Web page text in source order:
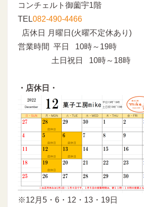
コンチェルト御薗宇1階
TEL082-490-4466
店休日 月曜日(火曜不定休あり)
営業時間 平日 10時～19時
土日祝日 10時～18時
・店休日・
※12月5・6・12・13・19日